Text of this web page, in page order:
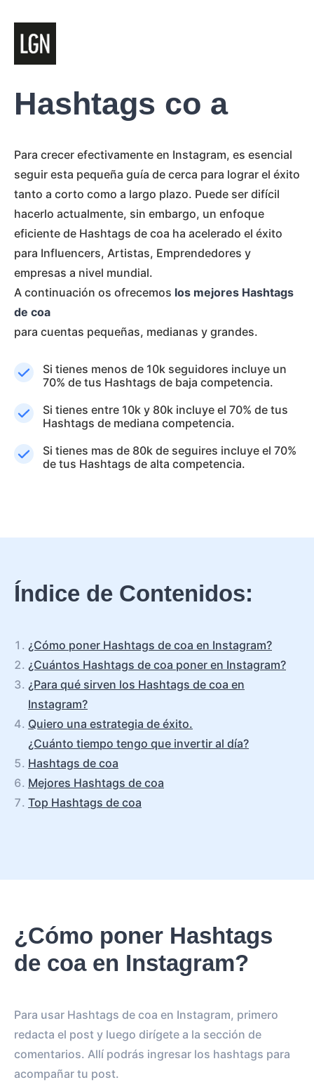
Hashtags co a
Para crecer efectivamente en Instagram, es esencial
seguir esta pequeña guía de cerca para lograr el éxito
tanto a corto como a largo plazo. Puede ser difícil
hacerlo actualmente, sin embargo, un enfoque
eficiente de Hashtags de coa ha acelerado el éxito
para Influencers, Artistas, Emprendedores y
empresas a nivel mundial.
A continuación os ofrecemos los mejores Hashtags
de coa
para cuentas pequeñas, medianas y grandes.
Si tienes menos de 10k seguidores incluye un
70% de tus Hashtags de baja competencia.
Si tienes entre 10k y 80k incluye el 70% de tus
Hashtags de mediana competencia.
Si tienes mas de 80k de seguires incluye el 70%
de tus Hashtags de alta competencia.
Índice de Contenidos:
¿Cómo poner Hashtags de coa en Instagram?
¿Cuántos Hashtags de coa poner en Instagram?
¿Para qué sirven los Hashtags de coa en
Instagram?
Quiero una estrategia de éxito.
¿Cuánto tiempo tengo que invertir al día?
Hashtags de coa
Mejores Hashtags de coa
Top Hashtags de coa
¿Cómo poner Hashtags
de coa en Instagram?
Para usar Hashtags de coa en Instagram, primero
redacta el post y luego dirígete a la sección de
comentarios. Allí podrás ingresar los hashtags para
acompañar tu post.